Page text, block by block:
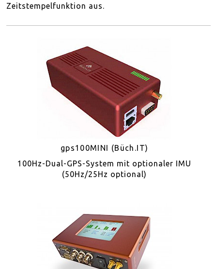
SITEMAP
EN
Zeitstempelfunktion aus.
gps100MINI (Büch.IT)
100Hz-Dual-GPS-System mit optionaler IMU
(50Hz/25Hz optional)